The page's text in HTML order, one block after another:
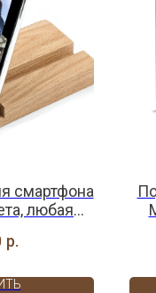
смартфона
любая
р.